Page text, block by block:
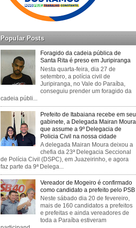
Popular Posts
Foragido da cadeia pública de
Santa Rita é preso em Juripiranga
Nesta quarta-feira, dia 27 de
setembro, a polícia civil de
Juripiranga, no Vale do Paraíba,
conseguiu prender um foragido da
cadeia públi...
Prefeito de Itabaiana recebe em seu
gabinete, a Delegada Mairan Moura
que assume a 9º Delegacia de
Policia Civil na nossa cidade
A delegada Mairan Moura deixou a
chefia da 23ª Delegacia Seccional
de Polícia Civil (DSPC), em Juazeirinho, e agora
faz parte da 9ª Delega...
Vereador de Mogeiro é confirmado
como candidato a prefeito pelo PSB
Neste sábado dia 20 de fevereiro,
mais de 160 candidatos a prefeitos
e prefeitas e ainda vereadores de
toda a Paraíba estiveram